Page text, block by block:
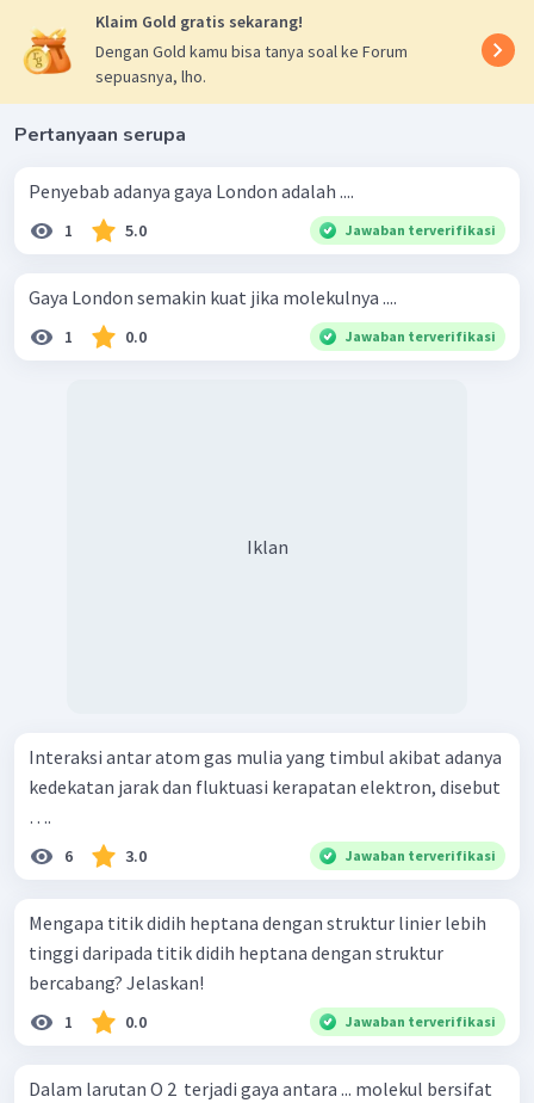
Klaim Gold gratis sekarang!
Dengan Gold kamu bisa tanya soal ke Forum
sepuasnya, lho.
Pertanyaan serupa
Penyebab adanya gaya London adalah ....
1 5.0 Jawaban terverifikasi
Gaya London semakin kuat jika molekulnya ....
1 0.0 Jawaban terverifikasi
Iklan
Interaksi antar atom gas mulia yang timbul akibat adanya
kedekatan jarak dan fluktuasi kerapatan elektron, disebut
….
6 3.0 Jawaban terverifikasi
Mengapa titik didih heptana dengan struktur linier lebih
tinggi daripada titik didih heptana dengan struktur
bercabang? Jelaskan!
1 0.0 Jawaban terverifikasi
Dalam larutan O 2 ​ terjadi gaya antara ... molekul bersifat